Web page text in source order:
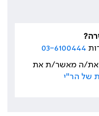
03-6100444
את/ה מאשר/ת את
של הר"י